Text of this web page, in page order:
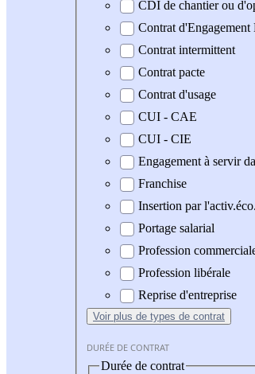
CDI de chantier ou
Contrat d'Engagement
Contrat intermittent
Contrat pacte
Contrat d'usage
CUI - CAE
CUI - CIE
Engagement à servir
Franchise
Insertion par l'activ.éco.
Portage salarial
Profession
Profession libérale
Reprise d'entreprise
Voir plus de types de contrat
DURÉE DE CONTRAT
Durée de contrat